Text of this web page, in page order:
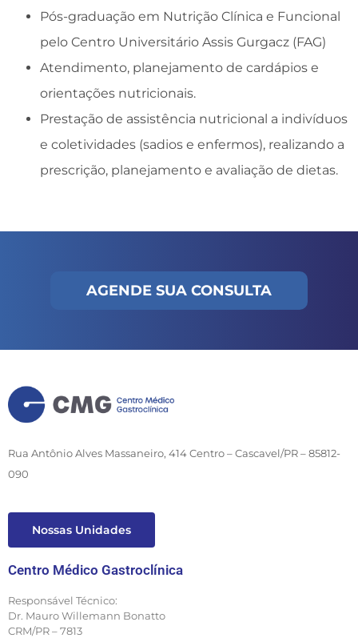
Pós-graduação em Nutrição Clínica e Funcional
pelo Centro Universitário Assis Gurgacz (FAG)
Atendimento, planejamento de cardápios e
orientações nutricionais.
Prestação de assistência nutricional a indivíduos
e coletividades (sadios e enfermos), realizando a
prescrição, planejamento e avaliação de dietas.
AGENDE SUA CONSULTA
Rua Antônio Alves Massaneiro, 414 Centro – Cascavel/PR – 85812-
090
Nossas Unidades
Centro Médico Gastroclínica
Responsável Técnico:
Dr. Mauro Willemann Bonatto
CRM/PR – 7813